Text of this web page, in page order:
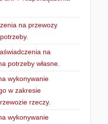
na przewozy
na
potrzeby własne.
wykonywanie
w zakresie
rzeczy.
wykonywanie